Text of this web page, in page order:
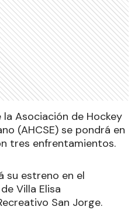
Asociación de Hockey
(AHCSE) se pondrá en
tres enfrentamientos.
su estreno en el
Villa Elisa
San Jorge.